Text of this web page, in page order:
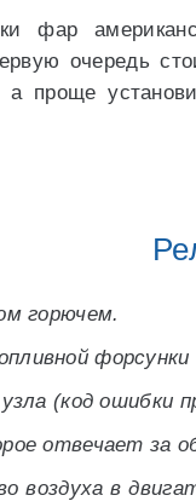
фар
очередь
проще
горючем.
форсунки
(код ошибки
отвечает
воздуха в